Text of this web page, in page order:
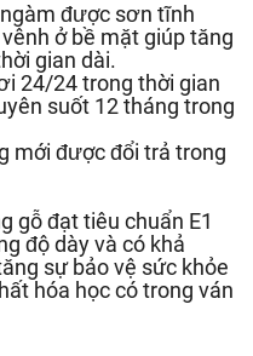
được sơn tĩnh
ở bề mặt giúp tăng
gian dài.
24/24 trong thời gian
suốt 12 tháng trong
mới được đổi trả trong
gỗ đạt tiêu chuẩn E1
độ dày và có khả
sự bảo vệ sức khỏe
hóa học có trong ván